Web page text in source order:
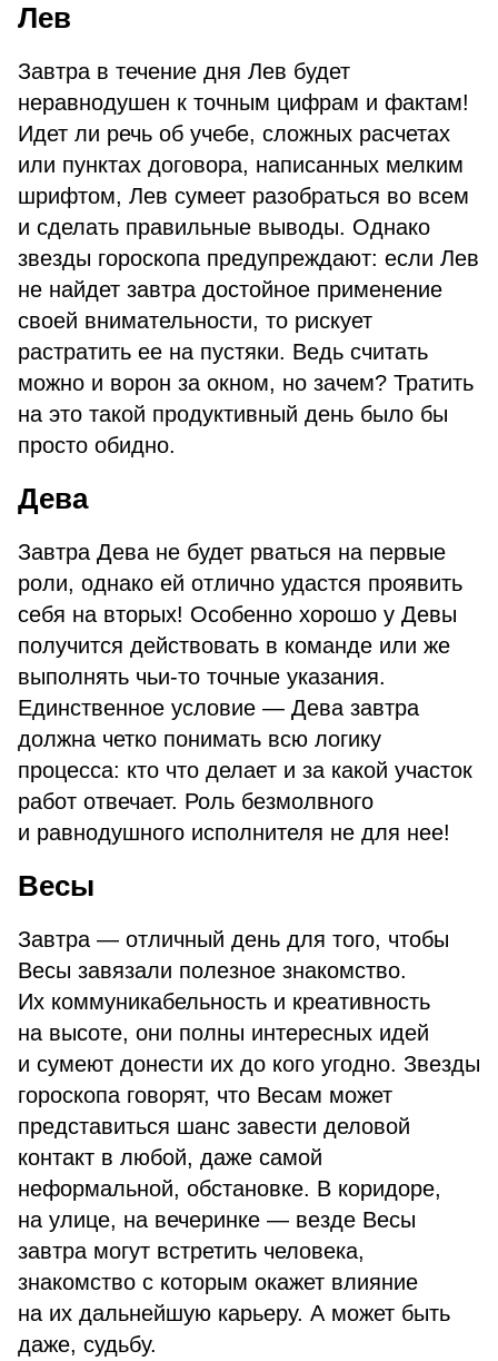
Лев
Завтра в течение дня Лев будет
неравнодушен к точным цифрам и фактам!
Идет ли речь об учебе, сложных расчетах
или пунктах договора, написанных мелким
шрифтом, Лев сумеет разобраться во всем
и сделать правильные выводы. Однако
звезды гороскопа предупреждают: если Лев
не найдет завтра достойное применение
своей внимательности, то рискует
растратить ее на пустяки. Ведь считать
можно и ворон за окном, но зачем? Тратить
на это такой продуктивный день было бы
просто обидно.
Дева
Завтра Дева не будет рваться на первые
роли, однако ей отлично удастся проявить
себя на вторых! Особенно хорошо у Девы
получится действовать в команде или же
выполнять чьи-то точные указания.
Единственное условие — Дева завтра
должна четко понимать всю логику
процесса: кто что делает и за какой участок
работ отвечает. Роль безмолвного
и равнодушного исполнителя не для нее!
Весы
Завтра — отличный день для того, чтобы
Весы завязали полезное знакомство.
Их коммуникабельность и креативность
на высоте, они полны интересных идей
и сумеют донести их до кого угодно. Звезды
гороскопа говорят, что Весам может
представиться шанс завести деловой
контакт в любой, даже самой
неформальной, обстановке. В коридоре,
на улице, на вечеринке — везде Весы
завтра могут встретить человека,
знакомство с которым окажет влияние
на их дальнейшую карьеру. А может быть
даже, судьбу.